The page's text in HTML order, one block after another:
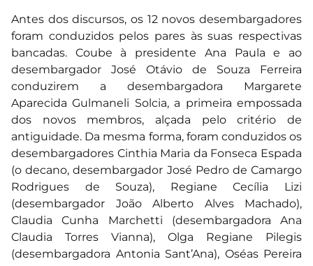
Antes dos discursos, os 12 novos desembargadores
foram conduzidos pelos pares às suas respectivas
bancadas. Coube à presidente Ana Paula e ao
desembargador José Otávio de Souza Ferreira
conduzirem a desembargadora Margarete
Aparecida Gulmaneli Solcia, a primeira empossada
dos novos membros, alçada pelo critério de
antiguidade. Da mesma forma, foram conduzidos os
desembargadores Cinthia Maria da Fonseca Espada
(o decano, desembargador José Pedro de Camargo
Rodrigues de Souza), Regiane Cecília Lizi
(desembargador João Alberto Alves Machado),
Claudia Cunha Marchetti (desembargadora Ana
Claudia Torres Vianna), Olga Regiane Pilegis
(desembargadora Antonia Sant’Ana), Oséas Pereira